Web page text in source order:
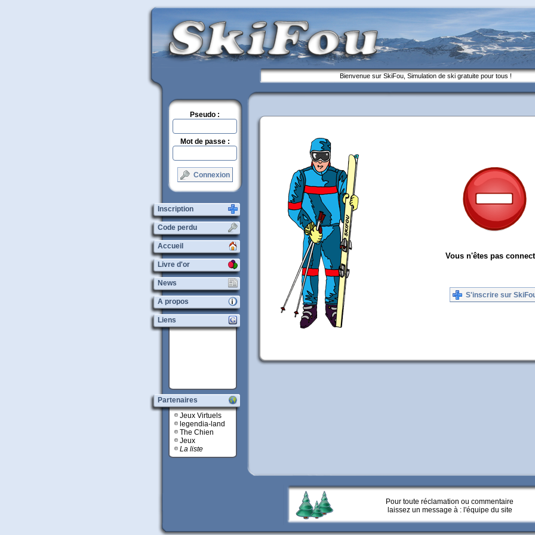
Bienvenue sur SkiFou, Simulation de ski gratuite pour tous !
Vous n'êtes pas
S'inscrire sur
Pseudo :
Mot de passe :
Connexion
Inscription
Code perdu
Accueil
Livre d'or
News
A propos
Liens
Partenaires
Jeux Virtuels
legendia-land
The Chien
Jeux
La liste
Pour toute réclamation ou commentaire
laissez un message à : l'équipe du site